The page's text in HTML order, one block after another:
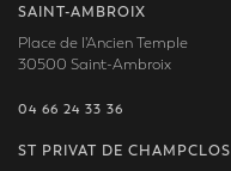
SAINT-AMBROIX
Place de l'Ancien Temple
30500 Saint-Ambroix
04 66 24 33 36
ST PRIVAT DE CHAMPCLOS